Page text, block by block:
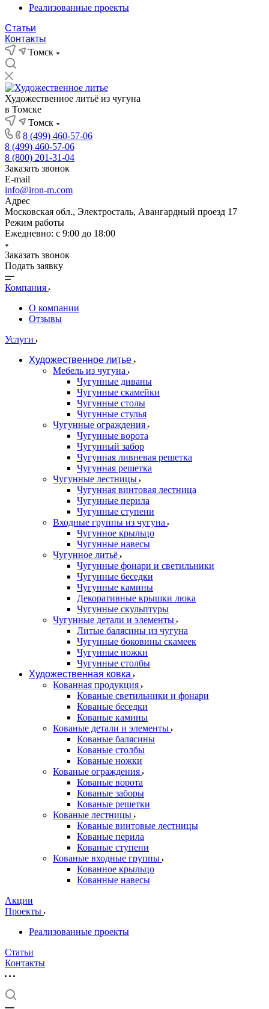
Реализованные проекты
Статьи
Контакты
Томск
Художественное литьё из чугуна
в Томске
Томск
8 (499) 460-57-06
8 (499) 460-57-06
8 (800) 201-31-04
Заказать звонок
E-mail
info@iron-m.com
Адрес
Московская обл., Электросталь, Авангардный проезд 17
Режим работы
Ежедневно: с 9:00 до 18:00
Заказать звонок
Подать заявку
Компания
О компании
Отзывы
Услуги
Художественное литье
Мебель из чугуна
Чугунные диваны
Чугунные скамейки
Чугунные столы
Чугунные стулья
Чугунные ограждения
Чугунные ворота
Чугунный забор
Чугунная ливневая решетка
Чугунная решетка
Чугунные лестницы
Чугунная винтовая лестница
Чугунные перила
Чугунные ступени
Входные группы из чугуна
Чугунное крыльцо
Чугунные навесы
Чугунное литьё
Чугунные фонари и светильники
Чугунные беседки
Чугунные камины
Декоративные крышки люка
Чугунные скульптуры
Чугунные детали и элементы
Литые балясины из чугуна
Чугунные боковины скамеек
Чугунные ножки
Чугунные столбы
Художественная ковка
Кованная продукция
Кованые светильники и фонари
Кованые беседки
Кованые камины
Кованые детали и элементы
Кованые балясины
Кованые столбы
Кованые ножки
Кованые ограждения
Кованые ворота
Кованые заборы
Кованые решетки
Кованые лестницы
Кованые винтовые лестницы
Кованые перила
Кованые ступени
Кованые входные группы
Кованное крыльцо
Кованные навесы
Акции
Проекты
Реализованные проекты
Статьи
Контакты